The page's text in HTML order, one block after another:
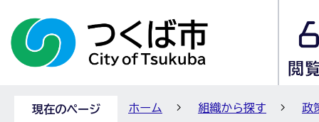
現在のページ ホーム 組織から探す 政